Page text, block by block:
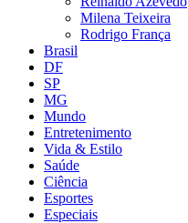
Milena Teixeira
Rodrigo França
Brasil
DF
SP
MG
Mundo
Entretenimento
Vida & Estilo
Saúde
Ciência
Esportes
Especiais